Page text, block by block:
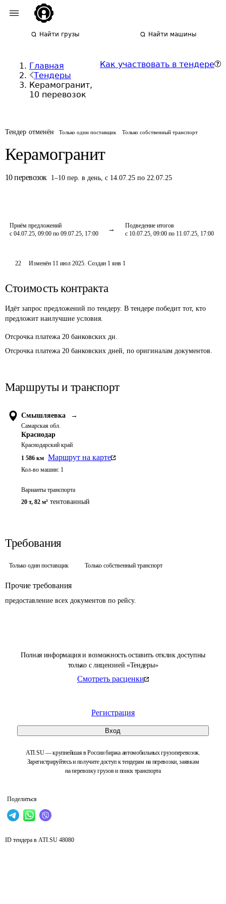
Найти грузы Найти машины
Главная
Тендеры
Керамогранит,
10 перевозок
Как участвовать в тендере
Тендер отменён Только один поставщик Только собственный транспорт
Керамогранит
10 перевозок 1–10 пер. в день, с 14.07.25 по 22.07.25
Приём предложений
с 04.07.25, 09:00 по 09.07.25, 17:00
Подведение итогов
с 10.07.25, 09:00 по 11.07.25, 17:00
Полная информация и возможность оставить отклик доступны
только с лицензией «Тендеры»
Смотреть расценки
Регистрация
Вход
ATI.SU — крупнейшая в России биржа автомобильных грузоперевозок.
Зарегистрируйтесь и получите доступ к тендерам на перевозки, заявкам
на перевозку грузов и поиск транспорта
Поделиться
22 Изменён 11 июл 2025. Создан 1 янв 1
Стоимость контракта
Идёт запрос предложений по тендеру. В тендере победит тот, кто
предложит наилучшие условия.
Отсрочка платежа 20 банковских дн.
Отсрочка платежа 20 банковских дней, по оригиналам документов.
Маршруты и транспорт
Смышляевка →
Самарская обл.
Краснодар
Краснодарский край
1 586 км Маршрут на карте
Кол-во машин: 1
Варианты транспорта
20 т, 82 м³ тентованный
Требования
Только один поставщик Только собственный транспорт
Прочие требования
предоставление всех документов по рейсу.
ID тендера в ATI.SU 48080